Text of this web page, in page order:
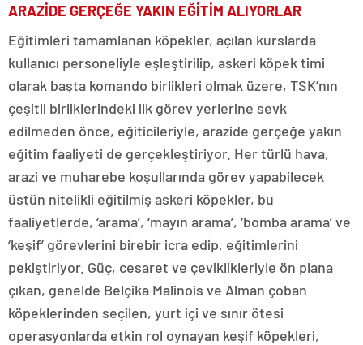
ARAZİDE GERÇEĞE YAKIN EĞİTİM ALIYORLAR
Eğitimleri tamamlanan köpekler, açılan kurslarda
kullanıcı personeliyle eşleştirilip, askeri köpek timi
olarak başta komando birlikleri olmak üzere, TSK’nın
çeşitli birliklerindeki ilk görev yerlerine sevk
edilmeden önce, eğiticileriyle, arazide gerçeğe yakın
eğitim faaliyeti de gerçekleştiriyor. Her türlü hava,
arazi ve muharebe koşullarında görev yapabilecek
üstün nitelikli eğitilmiş askeri köpekler, bu
faaliyetlerde, ‘arama’, ‘mayın arama’, ‘bomba arama’ ve
‘keşif’ görevlerini birebir icra edip, eğitimlerini
pekiştiriyor. Güç, cesaret ve çeviklikleriyle ön plana
çıkan, genelde Belçika Malinois ve Alman çoban
köpeklerinden seçilen, yurt içi ve sınır ötesi
operasyonlarda etkin rol oynayan keşif köpekleri,